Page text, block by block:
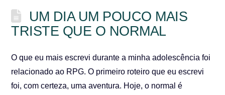
UM DIA UM POUCO MAIS
TRISTE QUE O NORMAL
O que eu mais escrevi durante a minha adolescência foi
relacionado ao RPG. O primeiro roteiro que eu escrevi
foi, com certeza, uma aventura. Hoje, o normal é